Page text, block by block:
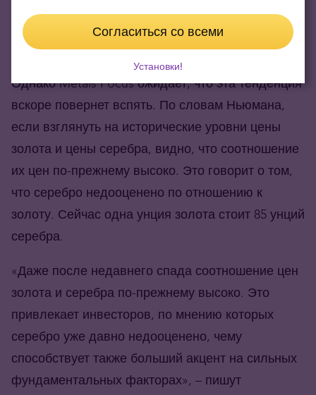
на 13 процентов, достигнув 212 миллионов
унций.
Однако Metals Focus ожидает, что эта тенденция
вскоре повернет вспять. По словам Ньюмана,
если взглянуть на исторические уровни цены
золота и цены серебра, видно, что соотношение
их цен по-прежнему высоко. Это говорит о том,
что серебро недооценено по отношению к
золоту. Сейчас одна унция золота стоит 85 унций
серебра.
«Даже после недавнего спада соотношение цен
золота и серебра по-прежнему высоко. Это
привлекает инвесторов, по мнению которых
серебро уже давно недооценено, чему
способствует также больший акцент на сильных
фундаментальных факторах», – пишут
Согласиться со всеми
Установки!